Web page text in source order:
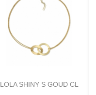
LOLA SHINY S GOUD CL